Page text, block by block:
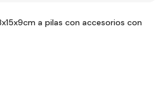
a pilas con accesorios con